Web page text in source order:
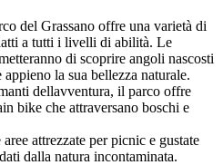
del Grassano offre una varietà di
a tutti i livelli di abilità. Le
di scoprire angoli nascosti
la sua bellezza naturale.
dellavventura, il parco offre
bike che attraversano boschi e
attrezzate per picnic e gustate
dalla natura incontaminata.